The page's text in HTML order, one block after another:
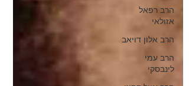
הרב רפאל
אזולאי
הרב אלון דויאב
הרב עמי
לינבסקי